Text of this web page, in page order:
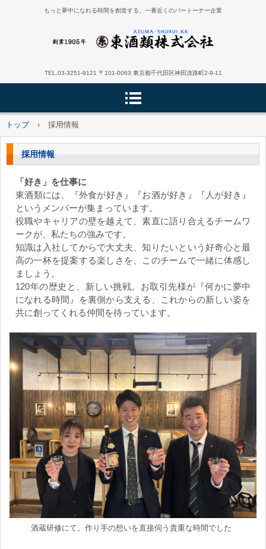
もっと夢中になれる時間を創造する、一番近くのパートーナー企業
TEL.03-3251-9121 〒101-0063 東京都千代田区神田淡路町2-9-11
トップ › 採用情報
採用情報
「好き」を仕事に
​​東酒類には、『外食が好き』『お酒が好き』『人が好き』
というメンバーが集まっています。
役職やキャリアの壁を越えて、素直に語り合えるチームワ
ークが、私たちの強みです。
知識は入社してからで大丈夫、知りたいという好奇心と最
高の一杯を提案する楽しさを、このチームで一緒に体感し
ましょう。
120年の歴史と、新しい挑戦。お取引先様が『何かに夢中
になれる時間』を裏側から支える、これからの新しい姿を
共に創ってくれる仲間を待っています。
酒蔵研修にて。作り手の想いを直接伺う貴重な時間でした